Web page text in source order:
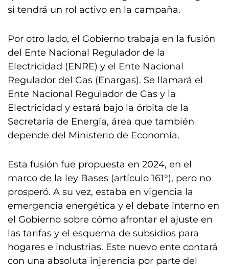
si tendrá un rol activo en la campaña.
Por otro lado, el Gobierno trabaja en la fusión
del Ente Nacional Regulador de la
Electricidad (ENRE) y el Ente Nacional
Regulador del Gas (Enargas). Se llamará el
Ente Nacional Regulador de Gas y la
Electricidad y estará bajo la órbita de la
Secretaría de Energía, área que también
depende del Ministerio de Economía.
Esta fusión fue propuesta en 2024, en el
marco de la ley Bases (artículo 161°), pero no
prosperó. A su vez, estaba en vigencia la
emergencia energética y el debate interno en
el Gobierno sobre cómo afrontar el ajuste en
las tarifas y el esquema de subsidios para
hogares e industrias. Este nuevo ente contará
con una absoluta injerencia por parte del